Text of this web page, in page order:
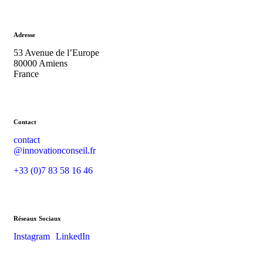
Adresse
53 Avenue de l’Europe
80000 Amiens
France
Contact
contact
@innovationconseil.fr
+33 (0)7 83 58 16 46
Réseaux Sociaux
Instagram LinkedIn